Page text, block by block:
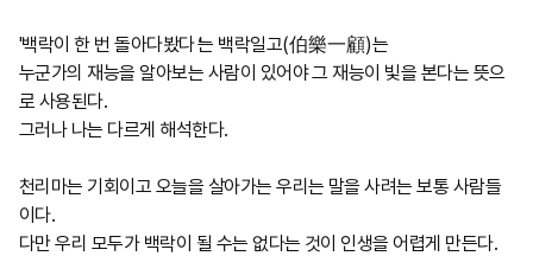
'백락이 한 번 돌아다봤다'는 백락일고(伯樂一顧)는
누군가의 재능을 알아보는 사람이 있어야 그 재능이 빛을 본다는 뜻으
로 사용된다.
그러나 나는 다르게 해석한다.
천리마는 기회이고 오늘을 살아가는 우리는 말을 사려는 보통 사람들
이다.
다만 우리 모두가 백락이 될 수는 없다는 것이 인생을 어렵게 만든다.